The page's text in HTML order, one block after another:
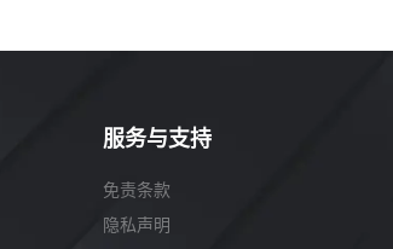
服务与支持
免责条款
隐私声明